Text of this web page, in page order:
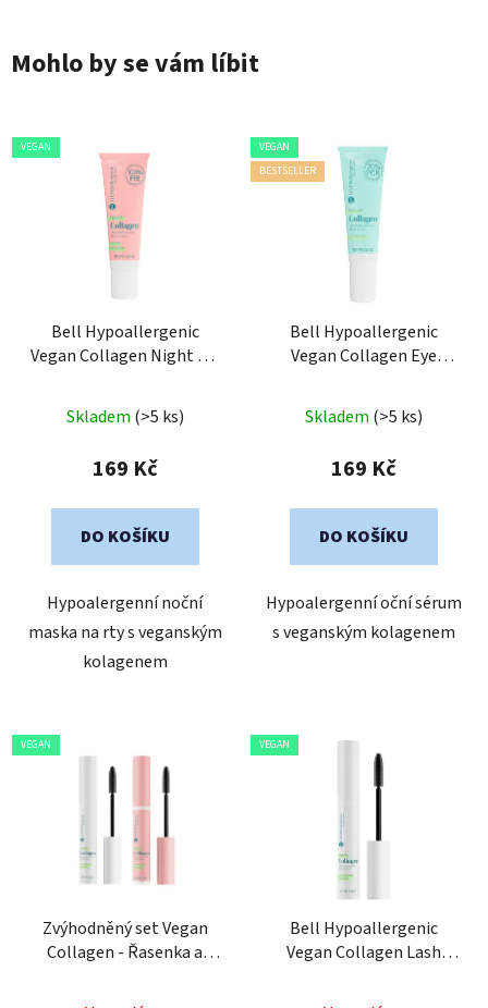
Mohlo by se vám líbit
VEGAN
Bell Hypoallergenic
Vegan Collagen Night Lip
Skladem (>5 ks)
169 Kč
DO KOŠÍKU
Hypoalergenní noční
maska na rty s veganským
kolagenem
VEGAN
BESTSELLER
Bell Hypoallergenic
Vegan Collagen Eye
hodnocení
produktu
5,0
z
hvězdiček.
Skladem (>5 ks)
169 Kč
DO KOŠÍKU
Hypoalergenní oční sérum
s veganským kolagenem
VEGAN
Zvýhodněný set Vegan
Collagen - Řasenka a
VEGAN
Bell Hypoallergenic
Vegan Collagen Lash